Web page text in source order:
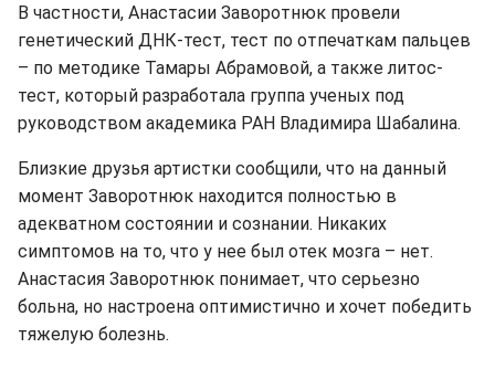
В частности, Анастасии Заворотнюк провели
генетический ДНК-тест, тест по отпечаткам пальцев
– по методике Тамары Абрамовой, а также литос-
тест, который разработала группа ученых под
руководством академика РАН Владимира Шабалина.
Близкие друзья артистки сообщили, что на данный
момент Заворотнюк находится полностью в
адекватном состоянии и сознании. Никаких
симптомов на то, что у нее был отек мозга – нет.
Анастасия Заворотнюк понимает, что серьезно
больна, но настроена оптимистично и хочет победить
тяжелую болезнь.